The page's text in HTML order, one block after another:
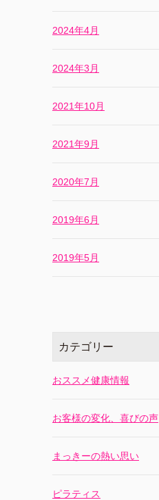
2024年4月
2024年3月
2021年10月
2021年9月
2020年7月
2019年6月
2019年5月
カテゴリー
おススメ健康情報
お客様の変化、喜びの声
まっきーの熱い思い
ピラティス